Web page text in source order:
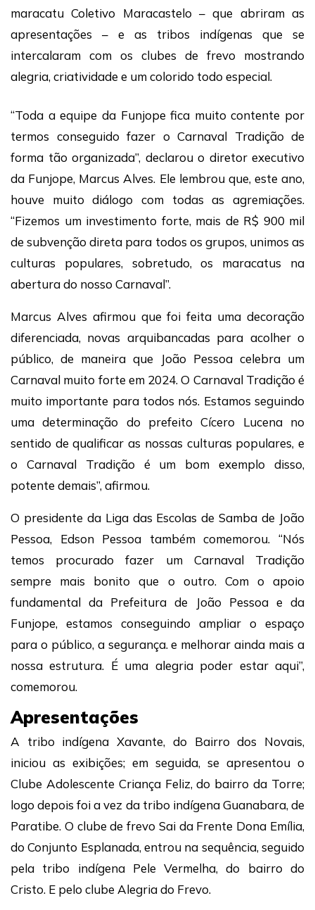
maracatu Coletivo Maracastelo – que abriram as
apresentações – e as tribos indígenas que se
intercalaram com os clubes de frevo mostrando
alegria, criatividade e um colorido todo especial.
“Toda a equipe da Funjope fica muito contente por
termos conseguido fazer o Carnaval Tradição de
forma tão organizada”, declarou o diretor executivo
da Funjope, Marcus Alves. Ele lembrou que, este ano,
houve muito diálogo com todas as agremiações.
“Fizemos um investimento forte, mais de R$ 900 mil
de subvenção direta para todos os grupos, unimos as
culturas populares, sobretudo, os maracatus na
abertura do nosso Carnaval”.
Marcus Alves afirmou que foi feita uma decoração
diferenciada, novas arquibancadas para acolher o
público, de maneira que João Pessoa celebra um
Carnaval muito forte em 2024. O Carnaval Tradição é
muito importante para todos nós. Estamos seguindo
uma determinação do prefeito Cícero Lucena no
sentido de qualificar as nossas culturas populares, e
o Carnaval Tradição é um bom exemplo disso,
potente demais”, afirmou.
O presidente da Liga das Escolas de Samba de João
Pessoa, Edson Pessoa também comemorou. “Nós
temos procurado fazer um Carnaval Tradição
sempre mais bonito que o outro. Com o apoio
fundamental da Prefeitura de João Pessoa e da
Funjope, estamos conseguindo ampliar o espaço
para o público, a segurança. e melhorar ainda mais a
nossa estrutura. É uma alegria poder estar aqui”,
comemorou.
Apresentações
A tribo indígena Xavante, do Bairro dos Novais,
iniciou as exibições; em seguida, se apresentou o
Clube Adolescente Criança Feliz, do bairro da Torre;
logo depois foi a vez da tribo indígena Guanabara, de
Paratibe. O clube de frevo Sai da Frente Dona Emília,
do Conjunto Esplanada, entrou na sequência, seguido
pela tribo indígena Pele Vermelha, do bairro do
Cristo. E pelo clube Alegria do Frevo.